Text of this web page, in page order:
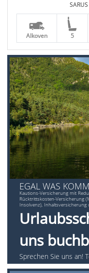
Alkoven 5
EGAL WAS
Kautions-Versicherung mit
Rücktrittskosten-Versicherung
Insolvenz),
uns
Sprechen Sie uns an!